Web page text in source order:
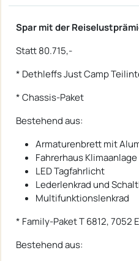
Spar mit der
Statt 80.715,-
* Dethleffs Just Camp
* Chassis-Paket
Bestehend aus:
Armaturenbrett mit
Fahrerhaus
LED Tagfahrlicht
Lederlenkrad und
Multifunktionslenkrad
* Family-Paket T 6812, 7052
Bestehend aus: